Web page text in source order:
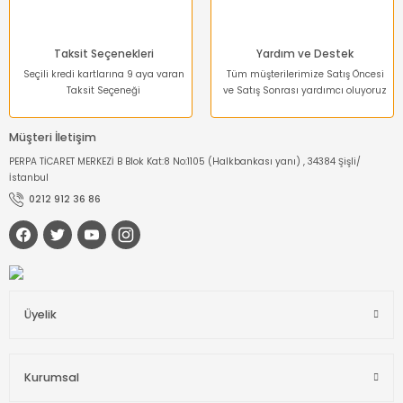
Taksit Seçenekleri
Seçili kredi kartlarına 9 aya varan
Taksit Seçeneği
Yardım ve Destek
Tüm müşterilerimize Satış Öncesi
ve Satış Sonrası yardımcı oluyoruz
Müşteri İletişim
PERPA TİCARET MERKEZİ B Blok Kat:8 No:1105 (Halkbankası yanı) , 34384 Şişli/
İstanbul
0212 912 36 86
Üyelik
Kurumsal